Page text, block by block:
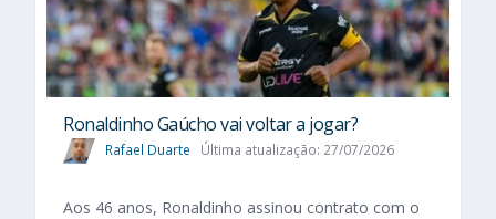
Ronaldinho Gaúcho vai voltar a jogar?
Rafael Duarte Última atualização: 27/07/2026
Aos 46 anos, Ronaldinho assinou contrato com o